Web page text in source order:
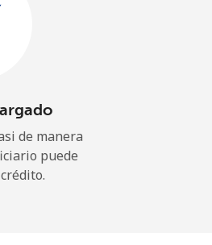
de manera
puede